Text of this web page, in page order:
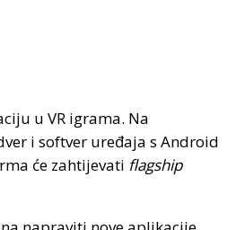
u VR igrama. Na
i softver uređaja s Android
će zahtijevati flagship